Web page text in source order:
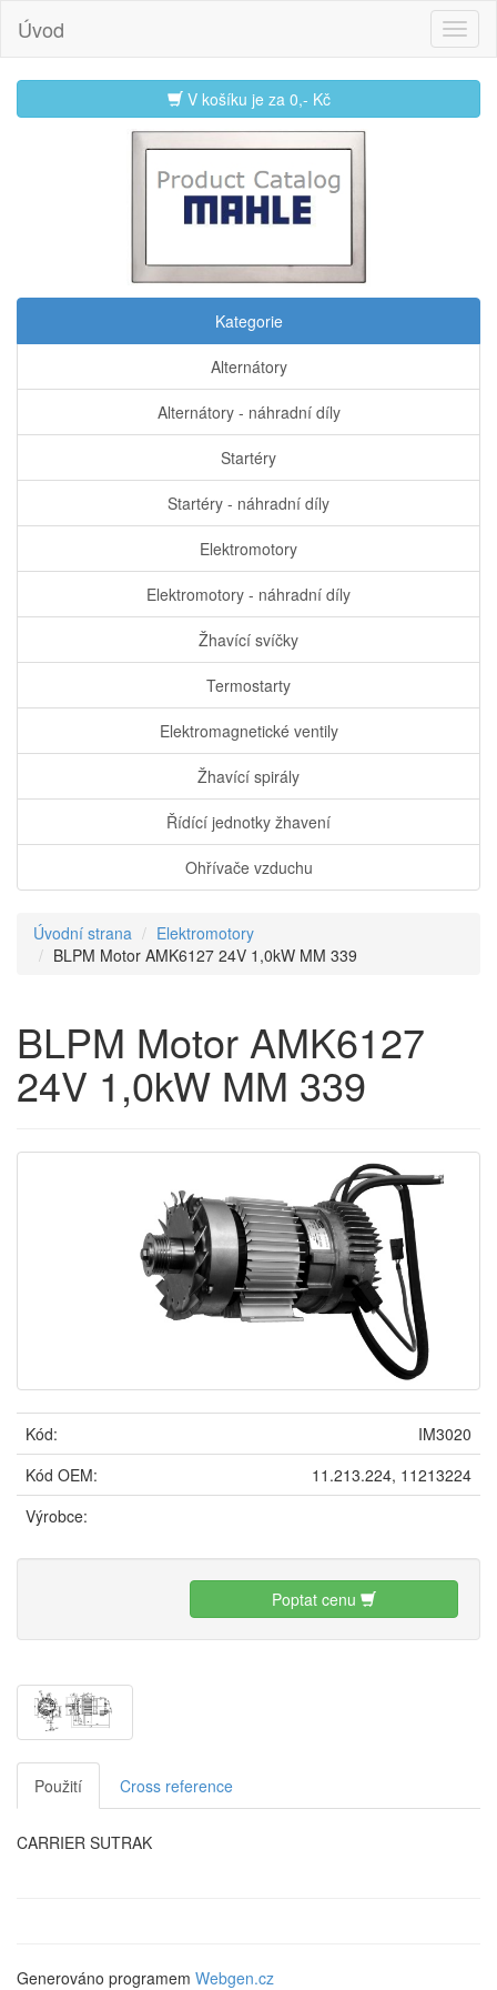
Úvod
V košíku je za 0,- Kč
Kategorie
Alternátory
Alternátory - náhradní díly
Startéry
Startéry - náhradní díly
Elektromotory
Elektromotory - náhradní díly
Žhavící svíčky
Termostarty
Elektromagnetické ventily
Žhavící spirály
Řídící jednotky žhavení
Ohřívače vzduchu
Úvodní strana
Elektromotory
BLPM Motor AMK6127 24V 1,0kW MM 339
BLPM Motor AMK6127
24V 1,0kW MM 339
Kód:
IM3020
Kód OEM:
11.213.224, 11213224
Výrobce:
Poptat cenu
Použití Cross reference
CARRIER SUTRAK
Generováno programem Webgen.cz